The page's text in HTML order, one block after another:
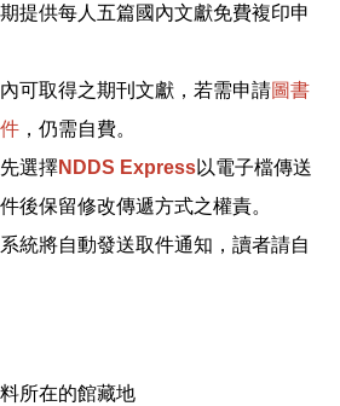
提供每人五篇國內文獻免費複印申
可取得之期刊文獻，若需申請圖書
，仍需自費。
選擇NDDS Express以電子檔傳送
後保留修改傳遞方式之權責。
統將自動發送取件通知，讀者請自
所在的館藏地